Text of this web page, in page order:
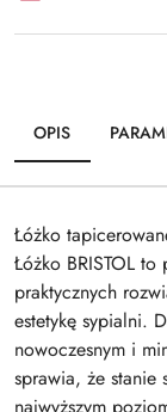
OPIS
Łóżko
Łóżko BRISTOL
praktycznych
estetykę sypialni.
nowoczesnym i
sprawia, że stanie